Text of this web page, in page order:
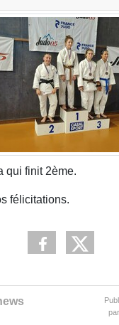
qui finit 2ème.
félicitations.
par